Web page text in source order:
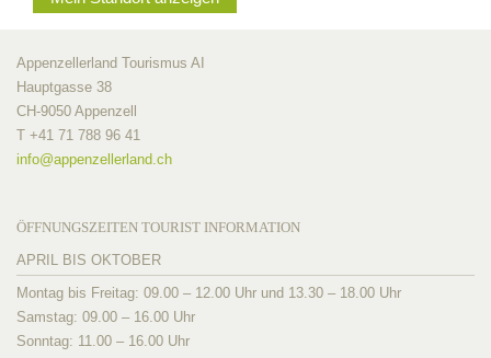
Appenzellerland Tourismus AI
Hauptgasse 38
CH-9050 Appenzell
T +41 71 788 96 41
info@appenzellerland.ch
ÖFFNUNGSZEITEN TOURIST INFORMATION
APRIL BIS OKTOBER
Montag bis Freitag: 09.00 – 12.00 Uhr und 13.30 – 18.00 Uhr
Samstag: 09.00 – 16.00 Uhr
Sonntag: 11.00 – 16.00 Uhr